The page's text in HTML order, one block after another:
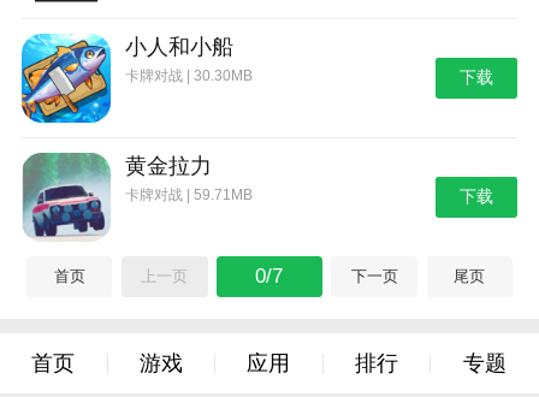
小人和小船
卡牌对战 | 30.30MB 下载
黄金拉力
卡牌对战 | 59.71MB 下载
首页 上一页 0/7 下一页 尾页
首页 游戏 应用 排行 专题